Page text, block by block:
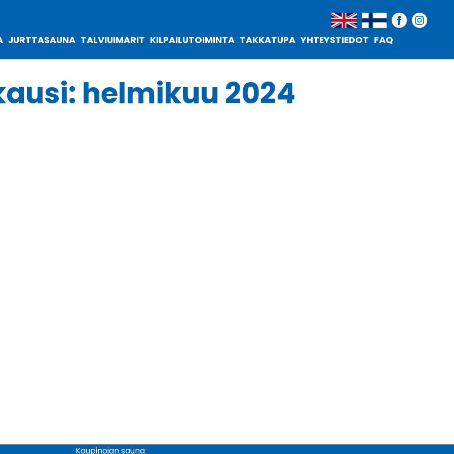
JURTTASAUNA TALVIUIMARIT KILPAILUTOIMINTA TAKKATUPA YHTEYSTIEDOT FAQ
helmikuu 2024
Kaupinojan sauna